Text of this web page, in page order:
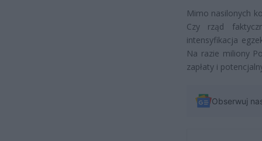
Mimo nasilonych
Czy rząd
intensyfikacja
Na razie miliony
zapłaty i
Obserwuj